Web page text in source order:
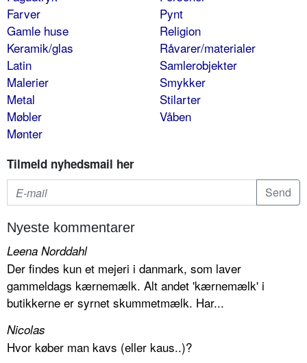
Farver
Gamle huse
Keramik/glas
Latin
Malerier
Metal
Møbler
Mønter
Pynt
Religion
Råvarer/materialer
Samlerobjekter
Smykker
Stilarter
Våben
Tilmeld nyhedsmail her
Nyeste kommentarer
Leena Norddahl
Der findes kun et mejeri i danmark, som laver
gammeldags kærnemælk. Alt andet 'kærnemælk' i
butikkerne er syrnet skummetmælk. Har...
Nicolas
Hvor køber man kavs (eller kaus..)?